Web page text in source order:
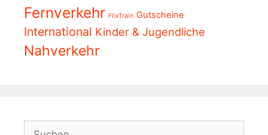
Fernverkehr FlixTrain Gutscheine
International Kinder & Jugendliche
Nahverkehr